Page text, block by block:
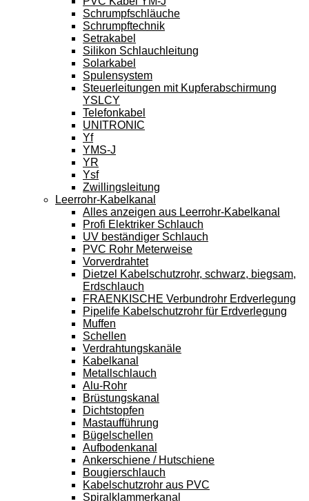
Schrumpfschläuche
Schrumpftechnik
Setrakabel
Silikon Schlauchleitung
Solarkabel
Spulensystem
Steuerleitungen mit Kupferabschirmung
YSLCY
Telefonkabel
UNITRONIC
Yf
YMS-J
YR
Ysf
Zwillingsleitung
Leerrohr-Kabelkanal
Alles anzeigen aus Leerrohr-Kabelkanal
Profi Elektriker Schlauch
UV beständiger Schlauch
PVC Rohr Meterweise
Vorverdrahtet
Dietzel Kabelschutzrohr, schwarz, biegsam,
Erdschlauch
FRAENKISCHE Verbundrohr Erdverlegung
Pipelife Kabelschutzrohr für Erdverlegung
Muffen
Schellen
Verdrahtungskanäle
Kabelkanal
Metallschlauch
Alu-Rohr
Brüstungskanal
Dichtstopfen
Mastaufführung
Bügelschellen
Aufbodenkanal
Ankerschiene / Hutschiene
Bougierschlauch
Kabelschutzrohr aus PVC
Spiralklammerkanal